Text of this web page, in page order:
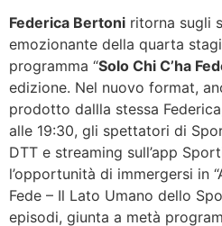
Federica Bertoni ritorna sugli
emozionante della quarta
programma “Solo Chi C’ha
edizione. Nel nuovo format,
prodotto dallla stessa
alle 19:30, gli spettatori di
DTT e streaming sull’app
l’opportunità di immergersi in
Fede – Il Lato Umano dello
episodi, giunta a metà